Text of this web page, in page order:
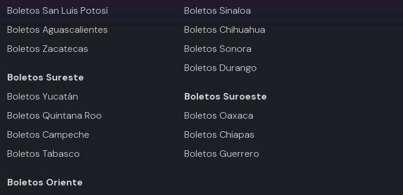
Boletos San Luis Potosí
Boletos Aguascalientes
Boletos Zacatecas
Boletos Sureste
Boletos Yucatán
Boletos Quintana Roo
Boletos Campeche
Boletos Tabasco
Boletos Oriente
Boletos Sinaloa
Boletos Chihuahua
Boletos Sonora
Boletos Durango
Boletos Suroeste
Boletos Oaxaca
Boletos Chiapas
Boletos Guerrero